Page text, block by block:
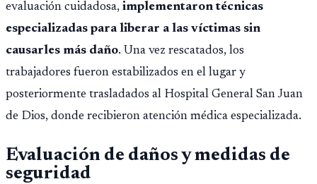
evaluación cuidadosa, implementaron técnicas
especializadas para liberar a las víctimas sin
causarles más daño. Una vez rescatados, los
trabajadores fueron estabilizados en el lugar y
posteriormente trasladados al Hospital General San Juan
de Dios, donde recibieron atención médica especializada.
Evaluación de daños y medidas de
seguridad